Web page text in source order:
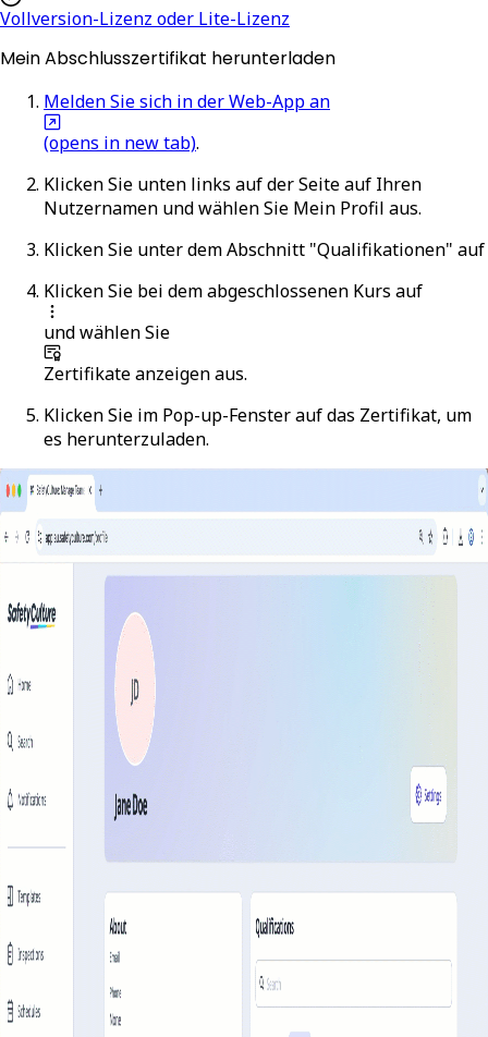
Vollversion-Lizenz oder Lite-Lizenz
Mein Abschlusszertifikat herunterladen
Melden Sie sich in der Web-App an
(opens in new tab).
Klicken Sie unten links auf der Seite auf Ihren
Nutzernamen und wählen Sie Mein Profil aus.
Klicken Sie unter dem Abschnitt "Qualifikationen" auf
Klicken Sie bei dem abgeschlossenen Kurs auf
und wählen Sie
Zertifikate anzeigenaus.
Klicken Sie im Pop-up-Fenster auf das Zertifikat, um
es herunterzuladen.